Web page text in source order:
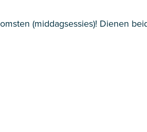
(middagsessies)! Dienen